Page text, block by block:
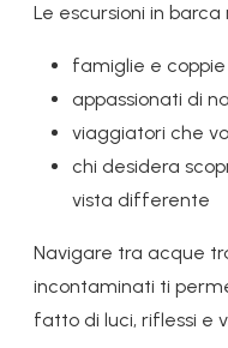
Le escursioni in
famiglie e
appassionati di
viaggiatori che
chi desidera
vista differente
Navigare tra acque
incontaminati ti
fatto di luci, riflessi e